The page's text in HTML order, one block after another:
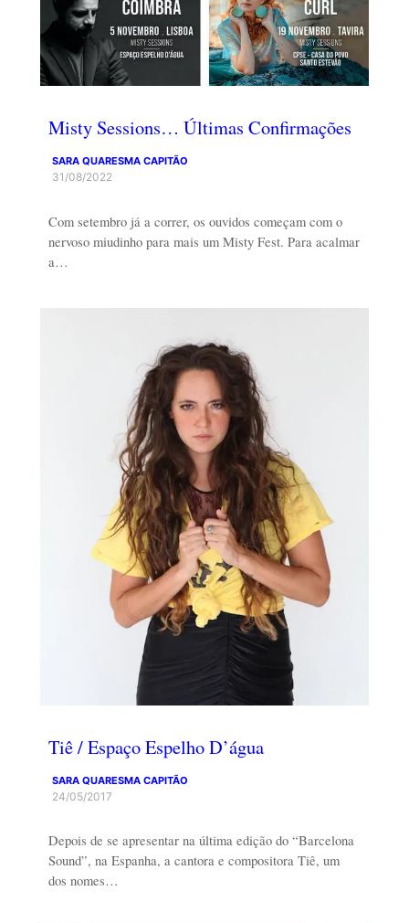
Misty Sessions… Últimas Confirmações
SARA QUARESMA CAPITÃO
31/08/2022
Com setembro já a correr, os ouvidos começam com o
nervoso miudinho para mais um Misty Fest. Para acalmar
a…
Tiê / Espaço Espelho D’água
SARA QUARESMA CAPITÃO
24/05/2017
Depois de se apresentar na última edição do “Barcelona
Sound”, na Espanha, a cantora e compositora Tiê, um
dos nomes…